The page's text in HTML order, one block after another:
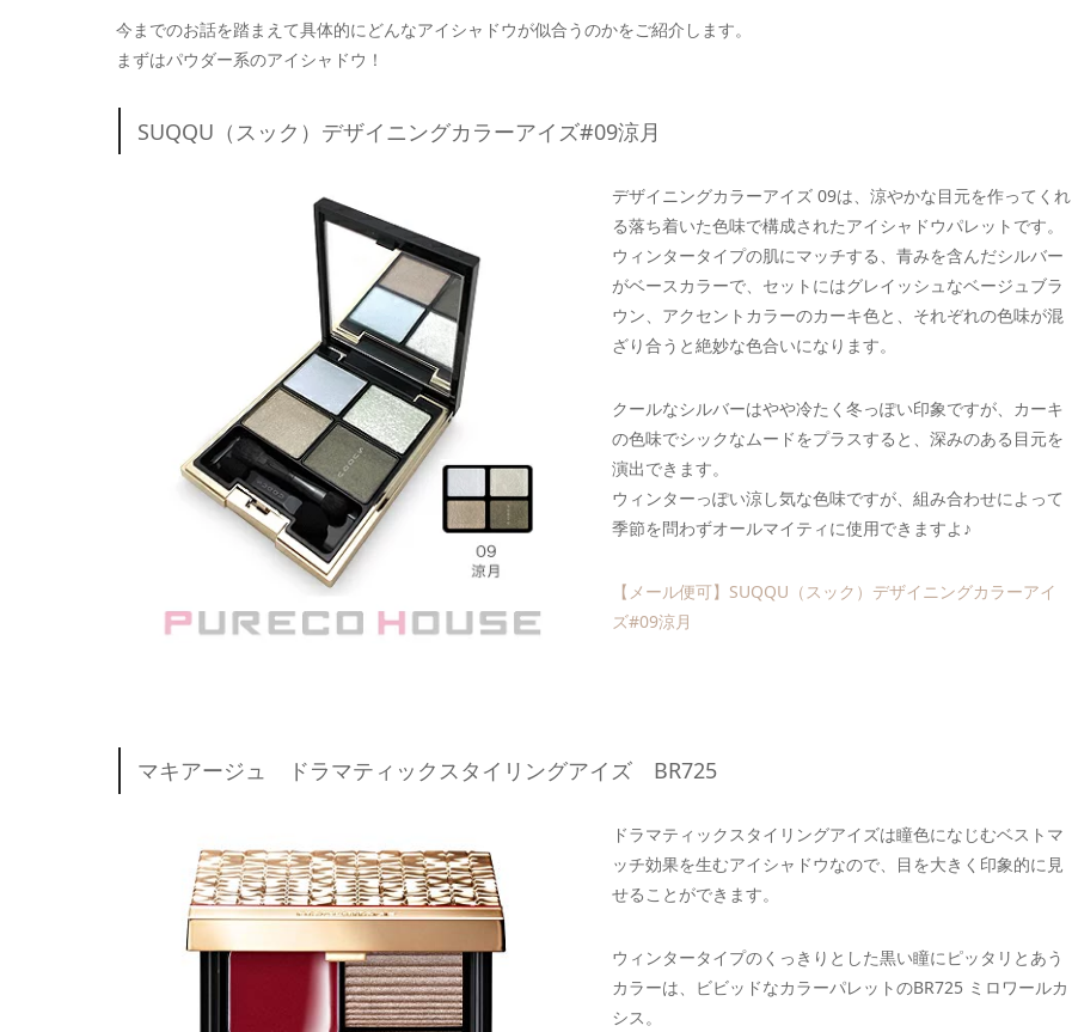
今までのお話を踏まえて具体的にどんなアイシャドウが似合うのかをご紹介します。
まずはパウダー系のアイシャドウ！
SUQQU（スック）デザイニングカラーアイズ#09涼月
デザイニングカラーアイズ 09は、涼やかな目元を作ってくれ
る落ち着いた色味で構成されたアイシャドウパレットです。
ウィンタータイプの肌にマッチする、青みを含んだシルバー
がベースカラーで、セットにはグレイッシュなベージュブラ
ウン、アクセントカラーのカーキ色と、それぞれの色味が混
ざり合うと絶妙な色合いになります。
クールなシルバーはやや冷たく冬っぽい印象ですが、カーキ
の色味でシックなムードをプラスすると、深みのある目元を
演出できます。
ウィンターっぽい涼し気な色味ですが、組み合わせによって
季節を問わずオールマイティに使用できますよ♪
【メール便可】SUQQU（スック）デザイニングカラーアイ
ズ#09涼月
マキアージュ ドラマティックスタイリングアイズ BR725
ドラマティックスタイリングアイズは瞳色になじむベストマ
ッチ効果を生むアイシャドウなので、目を大きく印象的に見
せることができます。
ウィンタータイプのくっきりとした黒い瞳にピッタリとあう
カラーは、ビビッドなカラーパレットのBR725 ミロワールカ
シス。